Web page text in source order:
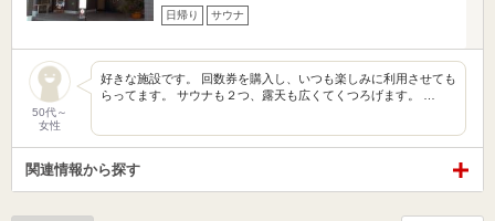
日帰り サウナ
50代～
女性
好きな施設です。 回数券を購入し、いつも楽しみに利用させても
らってます。 サウナも２つ、露天も広くてくつろげます。 …
関連情報から探す